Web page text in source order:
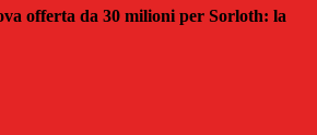
offerta da 30 milioni per Sorloth: la